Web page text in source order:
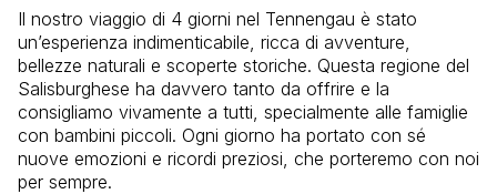
Il nostro viaggio di 4 giorni nel Tennengau è stato
un’esperienza indimenticabile, ricca di avventure,
bellezze naturali e scoperte storiche. Questa regione del
Salisburghese ha davvero tanto da offrire e la
consigliamo vivamente a tutti, specialmente alle famiglie
con bambini piccoli. Ogni giorno ha portato con sé
nuove emozioni e ricordi preziosi, che porteremo con noi
per sempre.